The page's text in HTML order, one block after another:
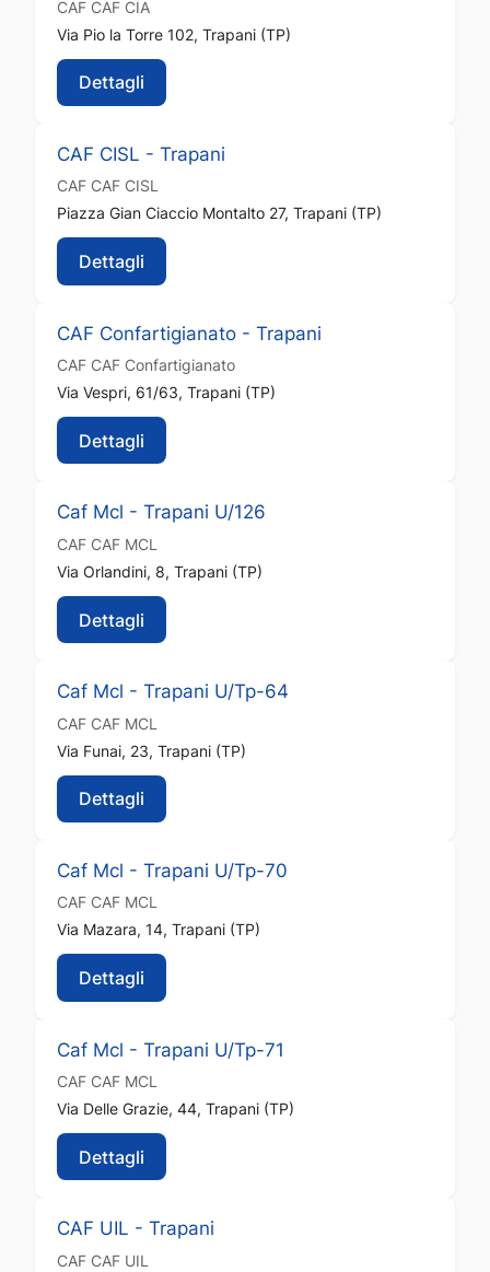
CAF CAF CIA
Via Pio la Torre 102, Trapani (TP)
Dettagli
CAF CISL - Trapani
CAF CAF CISL
Piazza Gian Ciaccio Montalto 27, Trapani (TP)
Dettagli
CAF Confartigianato - Trapani
CAF CAF Confartigianato
Via Vespri, 61/63, Trapani (TP)
Dettagli
Caf Mcl - Trapani U/126
CAF CAF MCL
Via Orlandini, 8, Trapani (TP)
Dettagli
Caf Mcl - Trapani U/Tp-64
CAF CAF MCL
Via Funai, 23, Trapani (TP)
Dettagli
Caf Mcl - Trapani U/Tp-70
CAF CAF MCL
Via Mazara, 14, Trapani (TP)
Dettagli
Caf Mcl - Trapani U/Tp-71
CAF CAF MCL
Via Delle Grazie, 44, Trapani (TP)
Dettagli
CAF UIL - Trapani
CAF CAF UIL